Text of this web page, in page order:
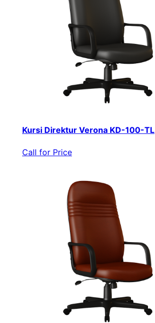
Kursi Direktur Verona KD-100-TL
Call for Price